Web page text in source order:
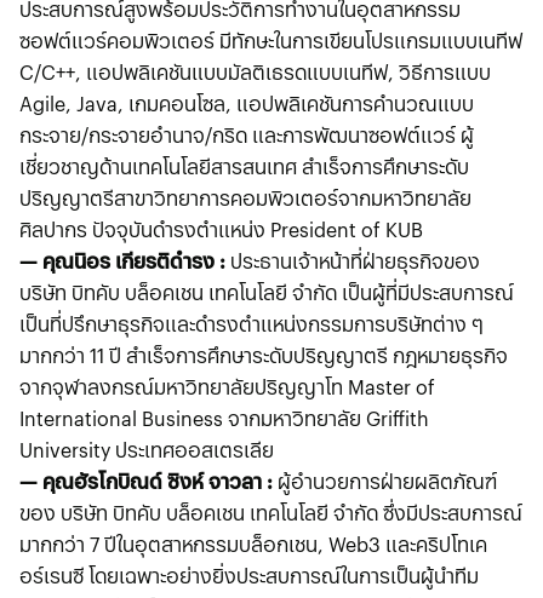
ประสบการณ์สูงพร้อมประวัติการทำงานในอุตสาหกรรม
ซอฟต์แวร์คอมพิวเตอร์ มีทักษะในการเขียนโปรแกรมแบบเนทีฟ
C/C++, แอปพลิเคชันแบบมัลติเธรดแบบเนทีฟ, วิธีการแบบ
Agile, Java, เกมคอนโซล, แอปพลิเคชันการคำนวณแบบ
กระจาย/กระจายอำนาจ/กริด และการพัฒนาซอฟต์แวร์ ผู้
เชี่ยวชาญด้านเทคโนโลยีสารสนเทศ สำเร็จการศึกษาระดับ
ปริญญาตรีสาขาวิทยาการคอมพิวเตอร์จากมหาวิทยาลัย
ศิลปากร ปัจจุบันดำรงตำแหน่ง President of KUB
— คุณนิอร เกียรติดำรง : ประธานเจ้าหน้าที่ฝ่ายธุรกิจของ
บริษัท บิทคับ บล็อคเชน เทคโนโลยี จำกัด เป็นผู้ที่มีประสบการณ์
เป็นที่ปรึกษาธุรกิจและดำรงตำแหน่งกรรมการบริษัทต่าง ๆ
มากกว่า 11 ปี สำเร็จการศึกษาระดับปริญญาตรี กฎหมายธุรกิจ
จากจุฬาลงกรณ์มหาวิทยาลัยปริญญาโท Master of
International Business จากมหาวิทยาลัย Griffith
University ประเทศออสเตรเลีย
— คุณฮัรโกบิณด์ ซิงห์ จาวลา : ผู้อำนวยการฝ่ายผลิตภัณฑ์
ของ บริษัท บิทคับ บล็อคเชน เทคโนโลยี จำกัด ซึ่งมีประสบการณ์
มากกว่า 7 ปีในอุตสาหกรรมบล็อกเชน, Web3 และคริปโทเค
อร์เรนซี โดยเฉพาะอย่างยิ่งประสบการณ์ในการเป็นผู้นำทีม